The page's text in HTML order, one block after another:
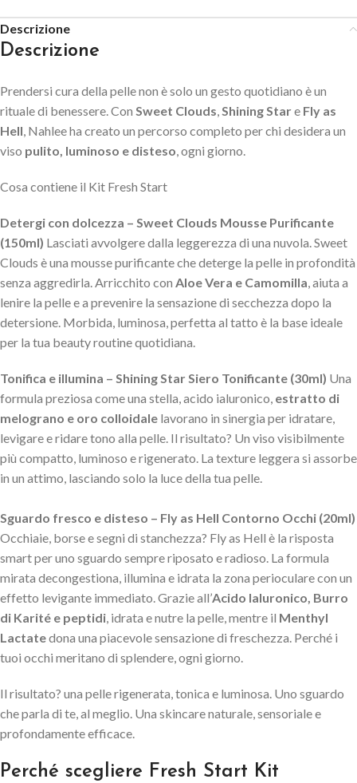
Descrizione
Descrizione
Prendersi cura della pelle non è solo un gesto quotidiano è un
rituale di benessere. Con Sweet Clouds,Shining Stare Fly as
Hell, Nahlee ha creato un percorso completo per chi desidera un
viso pulito, luminoso e disteso, ogni giorno.
Cosa contiene il Kit Fresh Start
Detergi con dolcezza – Sweet Clouds Mousse Purificante
(150ml) Lasciati avvolgere dalla leggerezza di una nuvola. Sweet
Clouds è una mousse purificante che deterge la pelle in profondità
senza aggredirla. Arricchito con Aloe Vera e Camomilla, aiuta a
lenire la pelle e a prevenire la sensazione di secchezza dopo la
detersione. Morbida, luminosa, perfetta al tatto è la base ideale
per la tua beauty routine quotidiana.
Tonifica e illumina – Shining Star Siero Tonificante (30ml) Una
formula preziosa come una stella, acido ialuronico, estratto di
melograno e oro colloidale lavorano in sinergia per idratare,
levigare e ridare tono alla pelle. Il risultato? Un viso visibilmente
più compatto, luminoso e rigenerato. La texture leggera si assorbe
in un attimo, lasciando solo la luce della tua pelle.
Sguardo fresco e disteso – Fly as Hell Contorno Occhi (20ml)
Occhiaie, borse e segni di stanchezza? Fly as Hell è la risposta
smart per uno sguardo sempre riposato e radioso. La formula
mirata decongestiona, illumina e idrata la zona perioculare con un
effetto levigante immediato. Grazie all’Acido Ialuronico, Burro
di Karité e peptidi, idrata e nutre la pelle, mentre il Menthyl
Lactatedona una piacevole sensazione di freschezza. Perché i
tuoi occhi meritano di splendere, ogni giorno.
Il risultato? una pelle rigenerata, tonica e luminosa. Uno sguardo
che parla di te, al meglio. Una skincare naturale, sensoriale e
profondamente efficace.
Perché scegliere Fresh Start Kit